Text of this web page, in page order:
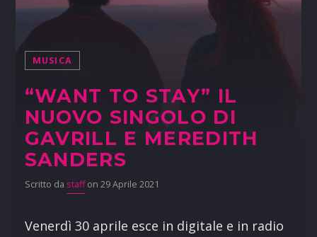
MUSICA
“WANT TO STAY” IL
NUOVO SINGOLO DI
GAVRILL E MEREDITH
SANDERS
Scritto da staffon 29 Aprile 2021
Venerdì 30 aprile esce in digitale e in radio